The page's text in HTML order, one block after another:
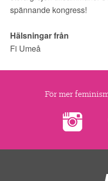
spännande kongress!
Hälsningar från
Fi Umeå
För mer